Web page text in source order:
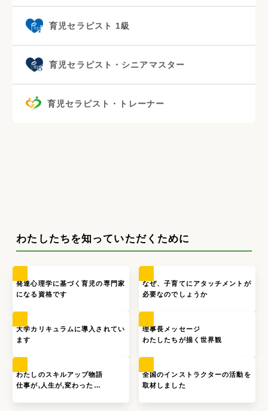
育児セラピスト 1級
育児セラピスト・シニアマスター
育児セラピスト・トレーナー
わたしたちを知っていただくために
発達心理学に基づく育児の専門家
になる資格です
なぜ、子育てにアタッチメントが
必要なのでしょうか
大学カリキュラムに導入されてい
ます
理事長メッセージ
わたしたちが描く世界観
わたしのスキルアップ物語
仕事が,人生が,変わった…
全国のインストラクターの活動を
取材しました